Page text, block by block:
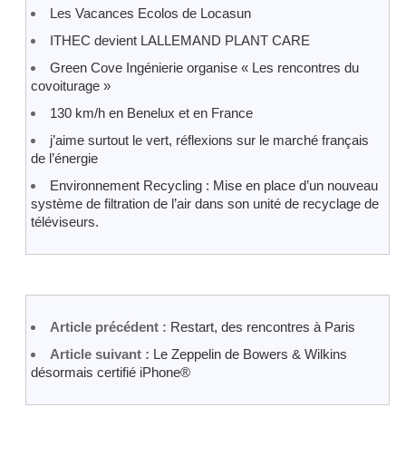
Les Vacances Ecolos de Locasun
ITHEC devient LALLEMAND PLANT CARE
Green Cove Ingénierie organise « Les rencontres du
covoiturage »
130 km/h en Benelux et en France
j’aime surtout le vert, réflexions sur le marché français
de l’énergie
Environnement Recycling : Mise en place d’un nouveau
système de filtration de l’air dans son unité de recyclage de
téléviseurs.
Article précédent : Restart, des rencontres à Paris
Article suivant : Le Zeppelin de Bowers & Wilkins
désormais certifié iPhone®